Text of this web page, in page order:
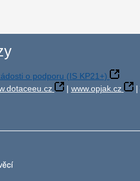
o podporu (IS KP21+)
| www.opjak.cz |